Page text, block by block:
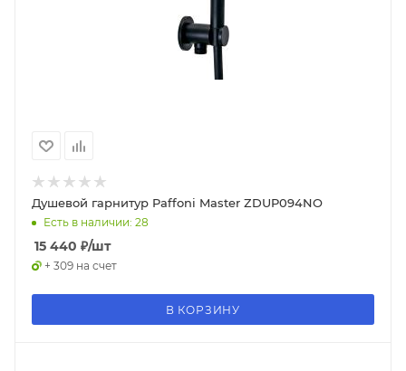
Душевой гарнитур Paffoni Master ZDUP094NO
Есть в наличии: 28
15 440 ₽/шт
+ 309 на счет
В КОРЗИНУ